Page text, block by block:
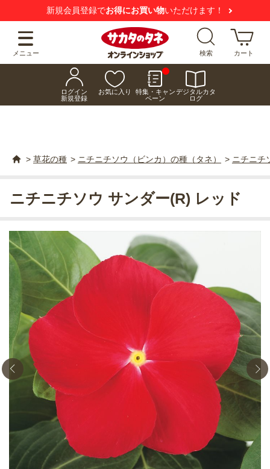
新規会員登録でお得にお買い物いただけます！
メニュー 検索 カート
ログイン
新規登録
お気に入り
特集・キャン
ペーン
デジタルカタ
ログ
> 草花の種 > ニチニチソウ（ビンカ）の種（タネ） > ニチニチ
ニチニチソウ サンダー(R) レッド